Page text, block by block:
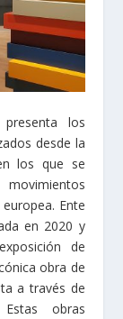
los
desde la
los que se
Ente
en 2020 y
de
obra de
a través de
obras